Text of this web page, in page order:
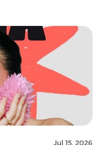
Jul 15, 2026